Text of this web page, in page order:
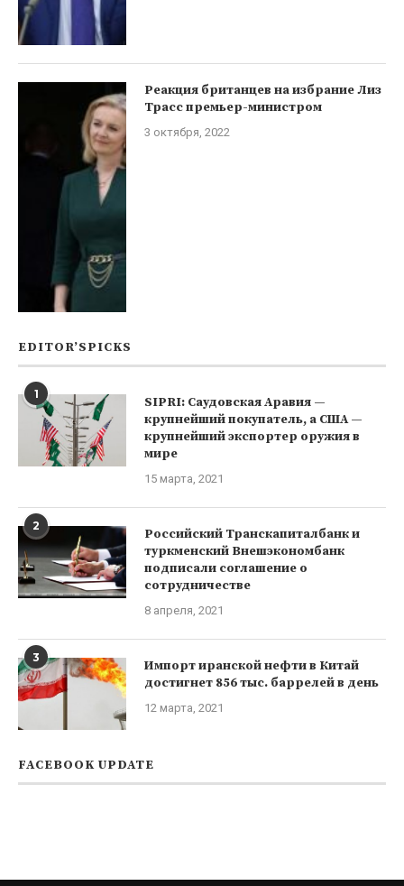
Реакция британцев на избрание Лиз
Трасс премьер-министром
3 октября, 2022
EDITOR’SPICKS
1
SIPRI: Саудовская Аравия —
крупнейший покупатель, а США —
крупнейший экспортер оружия в
мире
15 марта, 2021
2
Российский Транскапиталбанк и
туркменский Внешэкономбанк
подписали соглашение о
сотрудничестве
8 апреля, 2021
3
Импорт иранской нефти в Китай
достигнет 856 тыс. баррелей в день
12 марта, 2021
FACEBOOK UPDATE